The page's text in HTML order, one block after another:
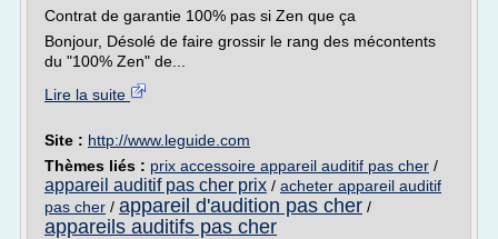
Contrat de garantie 100% pas si Zen que ça
Bonjour, Désolé de faire grossir le rang des mécontents
du "100% Zen" de...
Lire la suite
Site : http://www.leguide.com
Thèmes liés : prix accessoire appareil auditif pas cher /
appareil auditif pas cher prix / acheter appareil auditif
pas cher / appareil d'audition pas cher /
appareils auditifs pas cher